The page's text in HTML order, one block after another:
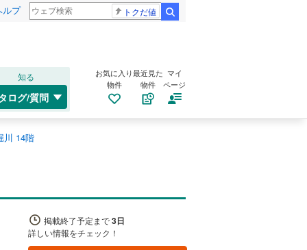
ルプ トクだ値
知る
ログ/質問
お気に入り
物件
最近見た
物件
マイ
ページ
川 14階
掲載終了予定まで3日
詳しい情報をチェック！